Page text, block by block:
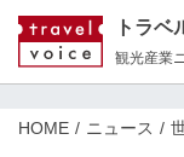
トラベ
観光産業
HOME ニュース